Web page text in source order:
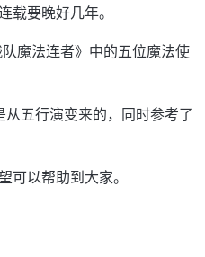
载要晚好几年。
魔法连者》中的五位魔法使
五行演变来的，同时参考了
可以帮助到大家。